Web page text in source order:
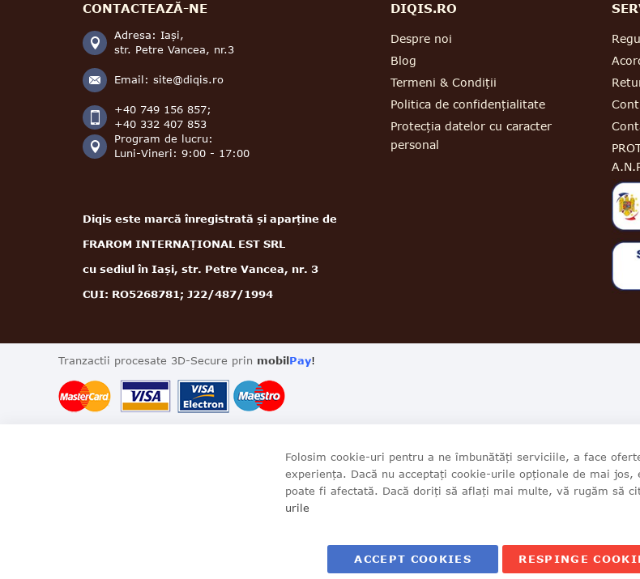
CONTACTEAZĂ-NE
Adresa: Iași,
str. Petre Vancea, nr.3
Email: site@diqis.ro
+40 749 156 857;
+40 332 407 853
Program de lucru:
Luni-Vineri: 9:00 - 17:00
Diqis este marcă înregistrată și aparține de
FRAROM INTERNAȚIONAL EST SRL
cu sediul în Iași, str. Petre Vancea, nr. 3
CUI: RO5268781; J22/487/1994
DIQIS.RO
Despre noi
Blog
Termeni & Condiții
Politica de confidențialitate
Protecția datelor cu caracter
personal
Tranzactii procesate 3D-Secure prin mobilPay!
Folosim cookie-uri pentru a ne îmbunătăți serviciile, a face
experiența. Dacă nu acceptați cookie-urile opționale de mai jos,
poate fi afectată. Dacă doriți să aflați mai multe, vă rugăm să
urile
ACCEPT COOKIES RESPINGE